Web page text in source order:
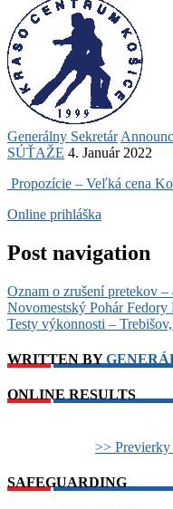
Generálny Sekretár
SÚŤAŽE 4. Január 2022
Propozície – Veľká cena
Online prihláška
Post navigation
Oznam o zrušení pretekov
Novomestský Pohár
Testy výkonnosti –
WRITTEN BY
ONLINE RESULTS
>> Previerky
SAFEGUARDING